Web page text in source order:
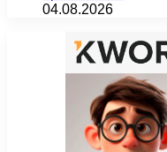
04.08.2026